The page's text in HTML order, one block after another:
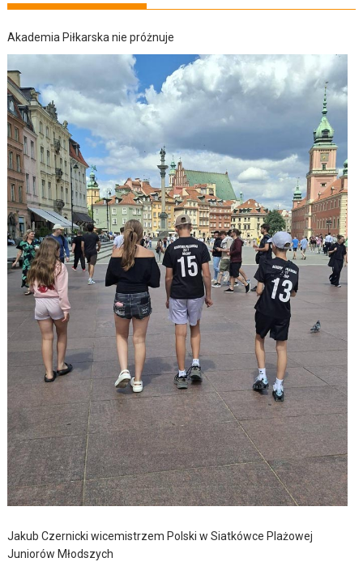
Akademia Piłkarska nie próżnuje
Jakub Czernicki wicemistrzem Polski w Siatkówce Plażowej
Juniorów Młodszych